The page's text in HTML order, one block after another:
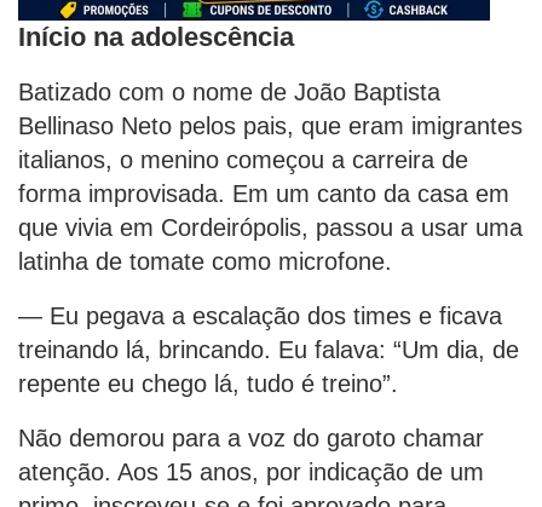
Início na adolescência
Batizado com o nome de João Baptista
Bellinaso Neto pelos pais, que eram imigrantes
italianos, o menino começou a carreira de
forma improvisada. Em um canto da casa em
que vivia em Cordeirópolis, passou a usar uma
latinha de tomate como microfone.
— Eu pegava a escalação dos times e ficava
treinando lá, brincando. Eu falava: “Um dia, de
repente eu chego lá, tudo é treino”.
Não demorou para a voz do garoto chamar
atenção. Aos 15 anos, por indicação de um